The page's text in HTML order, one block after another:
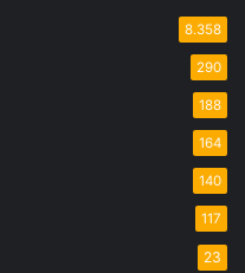
8.358
290
188
164
140
117
23